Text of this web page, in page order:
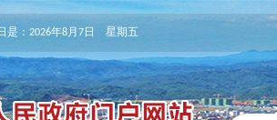
是： 2026年8月7日 星期五